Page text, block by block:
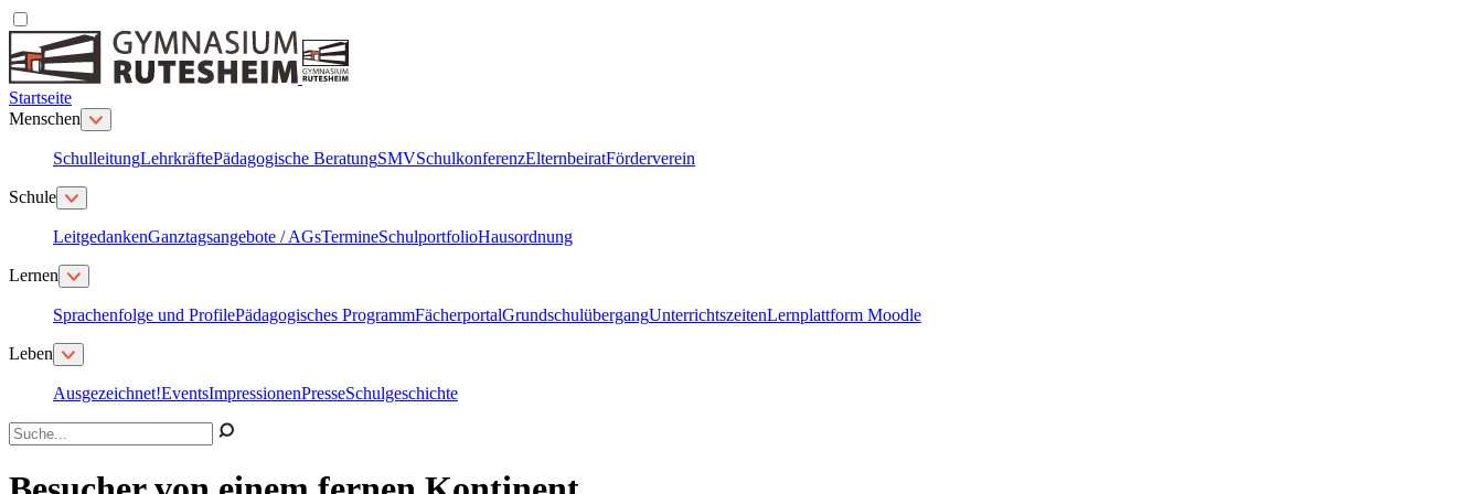
Startseite
Menschen
SchulleitungLehrkräftePädagogische BeratungSMVSchulkonferenzElternbeiratFörderverein
Schule
LeitgedankenGanztagsangebote / AGsTermineSchulportfolioHausordnung
Lernen
Sprachenfolge und ProfilePädagogisches ProgrammFächerportalGrundschulübergangUnterrichtszeitenLernplattform Moodle
Leben
Ausgezeichnet!EventsImpressionenPresseSchulgeschichte